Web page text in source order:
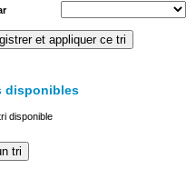
disponibles
disponible